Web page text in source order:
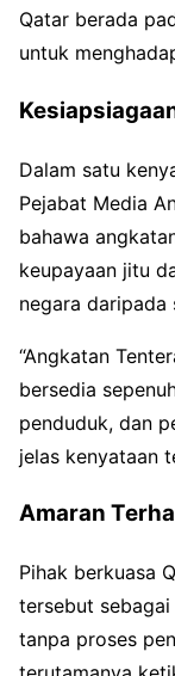
Qatar berada
untuk
Dalam satu
Pejabat Media
bahawa
keupayaan jitu
negara daripada
“Angkatan
bersedia
penduduk, dan
jelas kenyataan
Amaran
Pihak berkuasa
tersebut
tanpa proses